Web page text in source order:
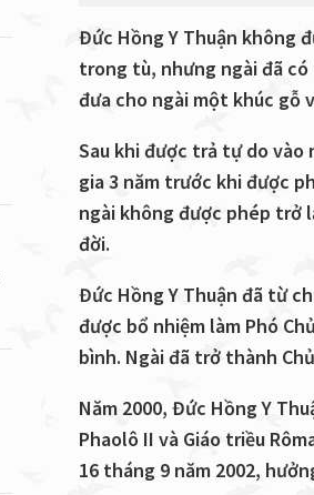
Đức Hồng Y Thuận không
trong tù, nhưng ngài đã
đưa cho ngài một khúc gỗ
Sau khi được trả tự do vào
gia 3 năm trước khi được
ngài không được phép trở
đời.
Đức Hồng Y Thuận đã từ
được bổ nhiệm làm Phó
bình. Ngài đã trở thành
Năm 2000, Đức Hồng Y
Phaolô II và Giáo triều
16 tháng 9 năm 2002,